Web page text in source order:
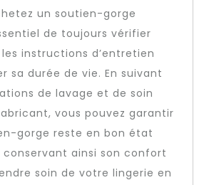
un soutien-gorge
de toujours vérifier
instructions d’entretien
sa durée de vie. En suivant
de lavage et de soin
vous pouvez garantir
gorge reste en bon état
ainsi son confort
soin de votre lingerie en